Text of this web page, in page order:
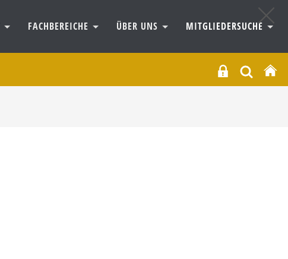
FACHBEREICHE ÜBER UNS MITGLIEDERSUCHE